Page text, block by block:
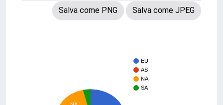
Salva come PNG Salva come JPEG
EU
AS
NA
SA